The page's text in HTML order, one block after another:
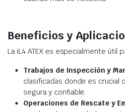
Beneficios y
La iL4 ATEX es especialmente útil
Trabajos de Inspección y
clasificadas donde es crucial
segura y confiable.
Operaciones de Rescate y